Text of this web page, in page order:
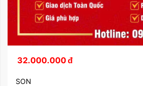
32.000.000đ
SON